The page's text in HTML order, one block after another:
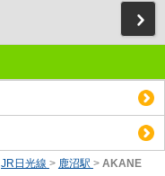
JR日光線 > 鹿沼駅 > AKANE